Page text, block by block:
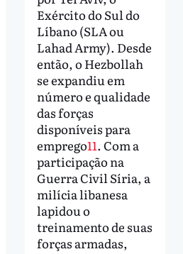
Exército do Sul do
Líbano (SLA ou
Lahad Army). Desde
então, o Hezbollah
se expandiu em
número e qualidade
das forças
disponíveis para
emprego11. Com a
participação na
Guerra Civil Síria, a
milícia libanesa
lapidou o
treinamento de suas
forças armadas,